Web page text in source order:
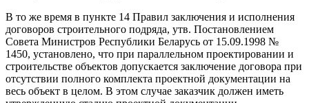
В то же время в пункте 14 Правил заключения и исполнения
договоров строительного подряда, утв. Постановлением
Совета Министров Республики Беларусь от 15.09.1998 №
1450, установлено, что при параллельном проектировании и
строительстве объектов допускается заключение договора при
отсутствии полного комплекта проектной документации на
весь объект в целом. В этом случае заказчик должен иметь